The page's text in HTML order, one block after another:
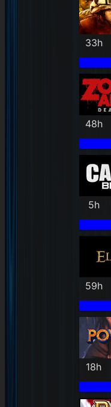
33h
48h
5h
59h
18h